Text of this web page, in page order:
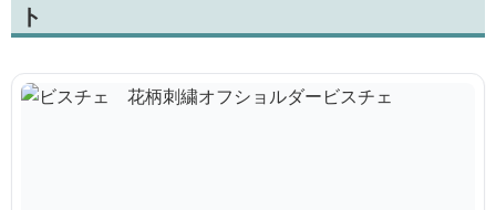
ト